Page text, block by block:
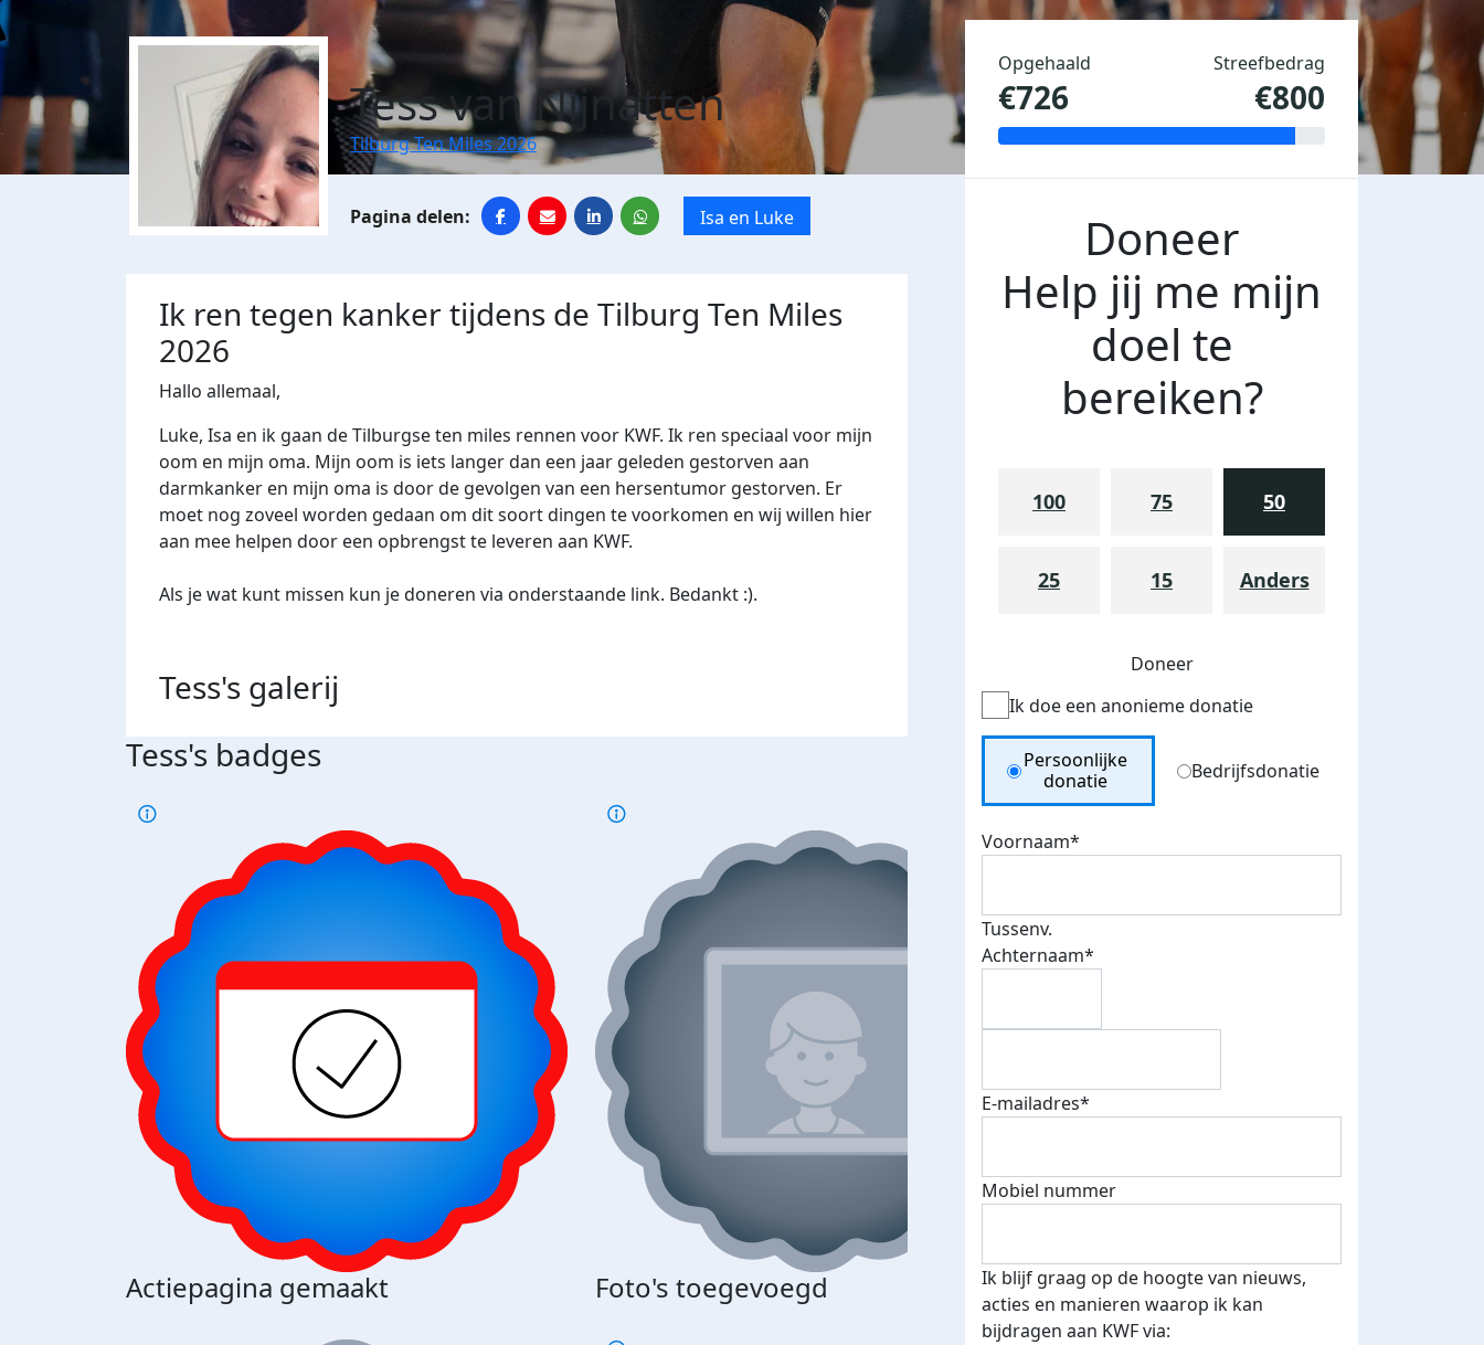
Tess van Nijnatten
Tilburg Ten Miles 2026
Isa en Luke
Ik ren tegen kanker tijdens de Tilburg Ten Miles
2026
Hallo allemaal,
Luke, Isa en ik gaan de Tilburgse ten miles rennen voor KWF. Ik ren speciaal voor mijn
oom en mijn oma. Mijn oom is iets langer dan een jaar geleden gestorven aan
darmkanker en mijn oma is door de gevolgen van een hersentumor gestorven. Er
moet nog zoveel worden gedaan om dit soort dingen te voorkomen en wij willen hier
aan mee helpen door een opbrengst te leveren aan KWF.
Als je wat kunt missen kun je doneren via onderstaande link. Bedankt :).
Tess's galerij
Tess's badges
Actiepagina gemaakt Foto's toegevoegd E-mails verstuurd
Bij 500 euro aan donaties ontvang
je je speciale KWF t-shirt!
Opgehaald
€726
Streefbedrag
€800
Doneer
Help jij me mijn
doel te
bereiken?
100 75 50
25 15 Anders
Doneer
Ik doe een anonieme donatie
Donation Type
Persoonlijke
donatie
Bedrijfsdonatie
Voornaam*
Tussenv.
Achternaam*
E-mailadres*
Mobiel nummer
Ik blijf graag op de hoogte van nieuws,
acties en manieren waarop ik kan
bijdragen aan KWF via: